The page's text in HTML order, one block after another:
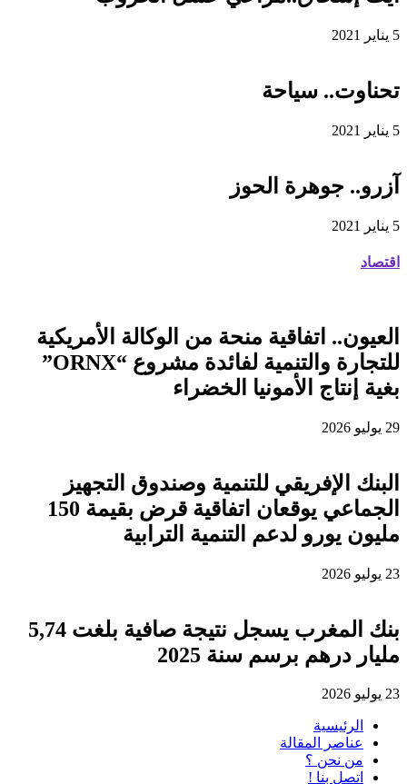
5 يناير 2021
تحناوت.. سياحة
5 يناير 2021
آزرو.. جوهرة الحوز
5 يناير 2021
اقتصاد
العيون.. اتفاقية منحة من الوكالة الأمريكية
للتجارة والتنمية لفائدة مشروع “ORNX”
بغية إنتاج الأمونيا الخضراء
29 يوليو 2026
البنك الإفريقي للتنمية وصندوق التجهيز
الجماعي يوقعان اتفاقية قرض بقيمة 150
مليون يورو لدعم التنمية الترابية
23 يوليو 2026
بنك المغرب يسجل نتيجة صافية بلغت 5,74
مليار درهم برسم سنة 2025
23 يوليو 2026
الرئيسية
عناصر المقالة
من نحن ؟
اتصل بنا !